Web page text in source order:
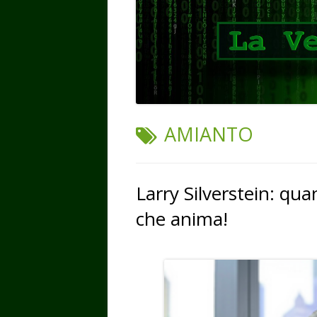
TAG:
AMIANTO
Larry Silverstein:
che anima!